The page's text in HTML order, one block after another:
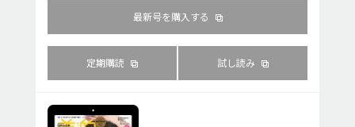
最新号を購入する
定期購読 試し読み